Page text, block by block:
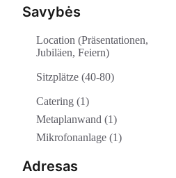
Savybės
Location (Präsentationen,
Jubiläen, Feiern)
Sitzplätze (40-80)
Catering (1)
Metaplanwand (1)
Mikrofonanlage (1)
Adresas